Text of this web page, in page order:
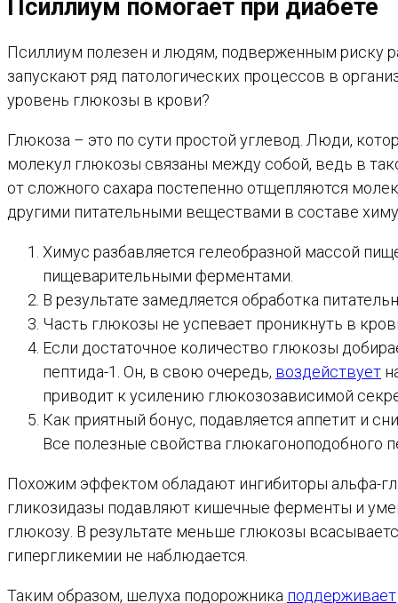
Псиллиум помогает при диабете
Псиллиум полезен и людям, подверженным риску
запускают ряд патологических процессов в
уровень глюкозы в крови?
Глюкоза – это по сути простой углевод. Люди,
молекул глюкозы связаны между собой, ведь в
от сложного сахара постепенно отщепляются
другими питательными веществами в составе
Химус разбавляется гелеобразной массой
пищеварительными ферментами.
В результате замедляется обработка
Часть глюкозы не успевает проникнуть в
Если достаточное количество глюкозы
пептида-1. Он, в свою очередь, воздействует
приводит к усилению глюкозозависимой
Как приятный бонус, подавляется аппетит и
Все полезные свойства глюкагоноподобного
Похожим эффектом обладают ингибиторы альфа-
гликозидазы подавляют кишечные ферменты и
глюкозу. В результате меньше глюкозы
гипергликемии не наблюдается.
Таким образом, шелуха подорожника поддерживает